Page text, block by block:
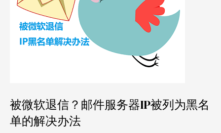
被微软退信？邮件服务器IP被列为黑名
单的解决办法
信？
被
列